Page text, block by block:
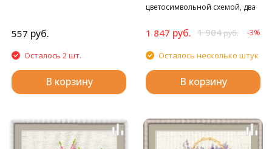
557 руб.
Осталось 2 шт.
В корзину
цветосимвольной схемой, два
стилус, воск, маркированные
пакетики со стразами. Cтразы
квадратные: 27 цветов
1 847 руб. 1 904руб. -3%
Осталось несколько штук
В корзину